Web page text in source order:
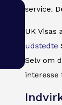
service.
UK Visas
udstedte
Selv om